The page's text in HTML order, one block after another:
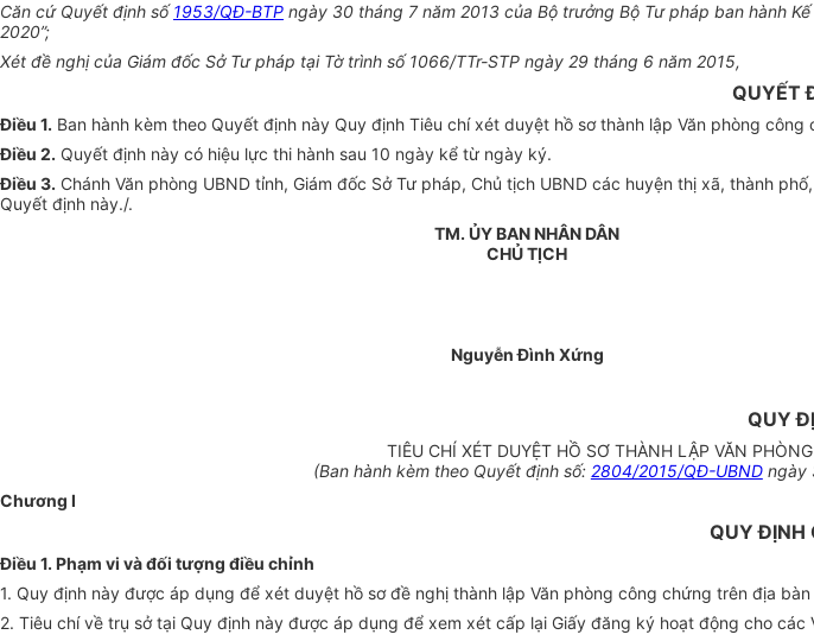
Căn cứ Quyết định số1953/QĐ-BTP ngày 30 tháng 7 năm 2013 của Bộ trưởng Bộ Tư pháp ban hành
2020”;
Xét đề nghị của Giám đốc Sở Tư pháp tại Tờ trình số 1066/TTr-STP ngày 29 tháng 6 năm 2015,
QUYẾT
Điều 1. Ban hành kèm theo Quyết định này Quy định Tiêu chí xét duyệt hồ sơ thành lập Văn phòng
Điều 2. Quyết định này có hiệu lực thi hành sau 10 ngày kể từ ngày ký.
Điều 3. Chánh Văn phòng UBND tỉnh, Giám đốc Sở Tư pháp, Chủ tịch UBND các huyện thị xã, thành
Quyết định này./.
TM. ỦY BAN NHÂN DÂN
CHỦ TỊCH
Nguyễn Đình Xứng
QUY
TIÊU CHÍ XÉT DUYỆT HỒ SƠ THÀNH LẬP VĂN
(Ban hành kèm theo Quyết định số: 2804/2015/QĐ-UBNDngày
Chương I
QUY ĐỊNH
Điều 1. Phạm vi và đối tượng điều chỉnh
1. Quy định này được áp dụng để xét duyệt hồ sơ đề nghị thành lập Văn phòng công chứng trên địa
2. Tiêu chí về trụ sở tại Quy định này được áp dụng để xem xét cấp lại Giấy đăng ký‎ hoạt động cho